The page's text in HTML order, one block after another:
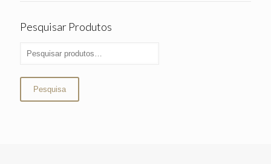
Pesquisar Produtos
Pesquisa